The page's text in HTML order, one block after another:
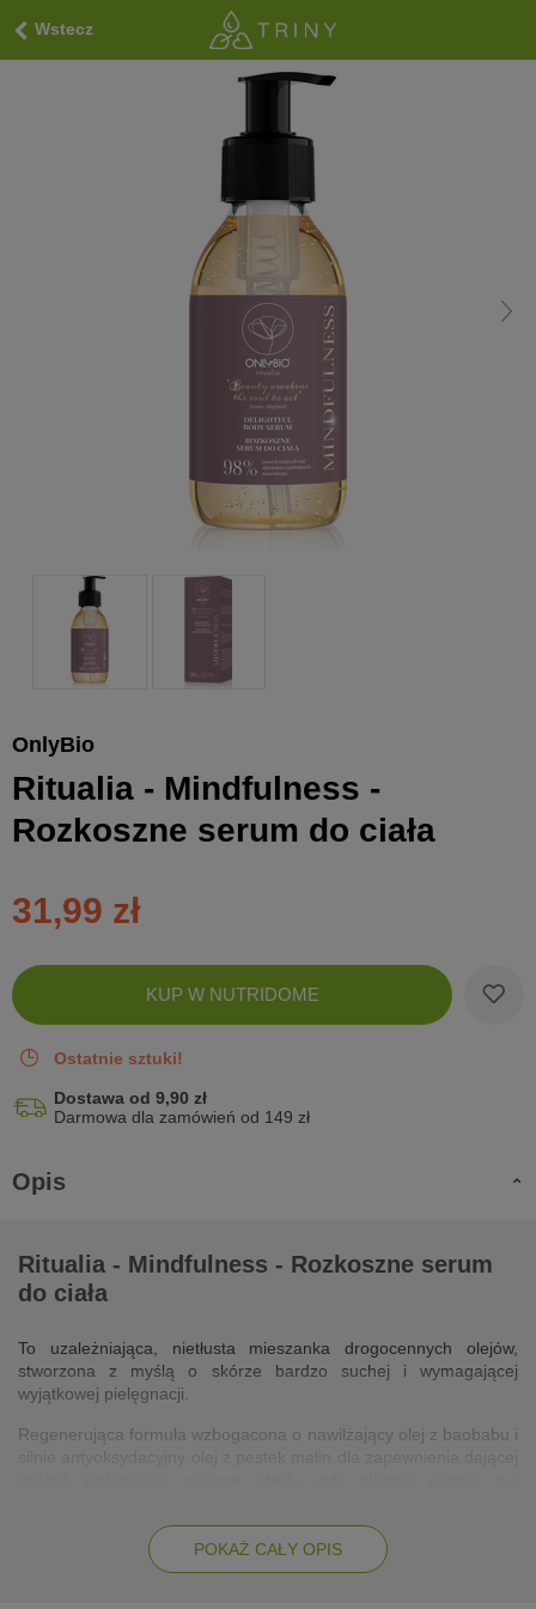
Wstecz
OnlyBio
Ritualia - Mindfulness -
Rozkoszne serum do ciała
31,99 zł
Zobacz
koszyk
KUP W NUTRIDOME
Ostatnie sztuki!
Dostawa od 9,90 zł
Darmowa dla zamówień od 149 zł
Opis
Ritualia - Mindfulness - Rozkoszne serum
do ciała
To uzależniająca, nietłusta mieszanka drogocennych olejów,
stworzona z myślą o skórze bardzo suchej i wymagającej
wyjątkowej pielęgnacji.
Regenerująca formuła wzbogacona o nawilżający olej z baobabu i
zaprowadziły nas do stworzenia Ritualii – współczesnej opowieści
o emocjach, kobiecej wrażliwości i dbaniu o zewnętrzne i
wewnętrzne piękno.
POKAŻ CAŁY OPIS